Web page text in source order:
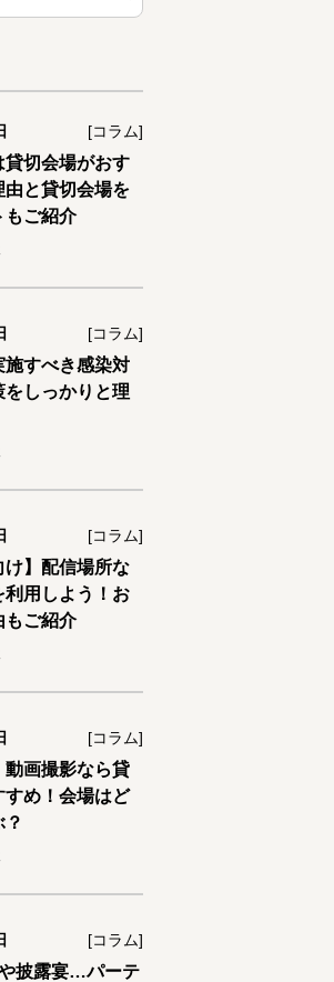
[コラム]
貸切会場がおす
由と貸切会場を
もご紹介
[コラム]
施すべき感染対
しっかりと理
[コラム]
け】配信場所な
利用しよう！お
もご紹介
[コラム]
動画撮影なら貸
すめ！会場はど
[コラム]
披露宴…パーテ